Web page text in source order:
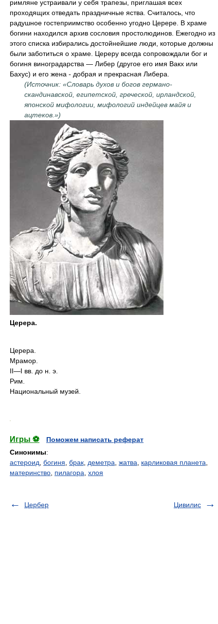
римляне устраивали у себя трапезы, приглашая всех
проходящих отведать праздничные яства. Считалось, что
радушное гостеприимство особенно угодно Церере. В храме
богини находился архив сословия простолюдинов. Ежегодно из
этого списка избирались достойнейшие люди, которые должны
были заботиться о храме. Цереру всегда сопровождали бог и
богиня виноградарства — Либер (другое его имя Вакх или
Бахус) и его жена - добрая и прекрасная Либера.
(Источник: «Словарь духов и богов германо-
скандинавской, египетской, греческой, ирландской,
японской мифологии, мифологий индейцев майя и
ацтеков.»)
Церера.
Церера.
Мрамор.
II—I вв. до н. э.
Рим.
Национальный музей.
Игры ⚽
Поможем написать реферат
Синонимы:
астероид богиня брак деметра жатва карликовая планета
материнство пилагора хлоя
Цербер Цивилис